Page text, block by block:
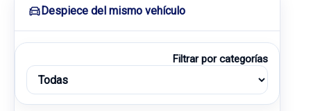
Despiece del mismo vehículo
Filtrar por categorías